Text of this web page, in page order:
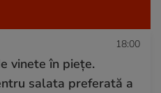
18:00
vinete în piețe.
salata preferată a